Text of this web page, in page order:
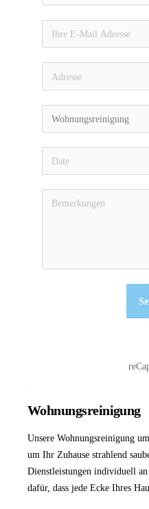
Wohnungsreinigung
Unsere Wohnungsreinigung
um Ihr Zuhause strahlend
Dienstleistungen individuell
dafür, dass jede Ecke Ihres